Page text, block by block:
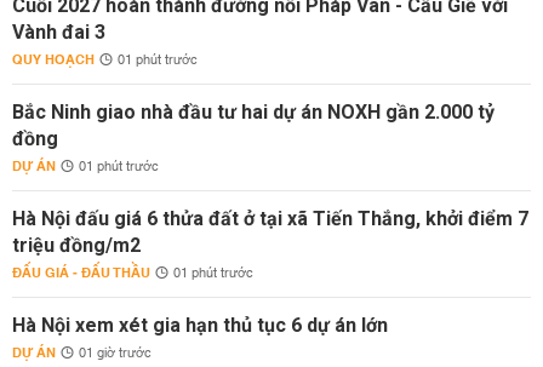
Cuối 2027 hoàn thành đường nối Pháp Vân - Cầu Giẽ với
Vành đai 3
QUY HOẠCH 01 phút trước
Bắc Ninh giao nhà đầu tư hai dự án NOXH gần 2.000 tỷ
đồng
DỰ ÁN 01 phút trước
Hà Nội đấu giá 6 thửa đất ở tại xã Tiến Thắng, khởi điểm 7
triệu đồng/m2
ĐẤU GIÁ - ĐẤU THẦU 01 phút trước
Hà Nội xem xét gia hạn thủ tục 6 dự án lớn
DỰ ÁN 01 giờ trước